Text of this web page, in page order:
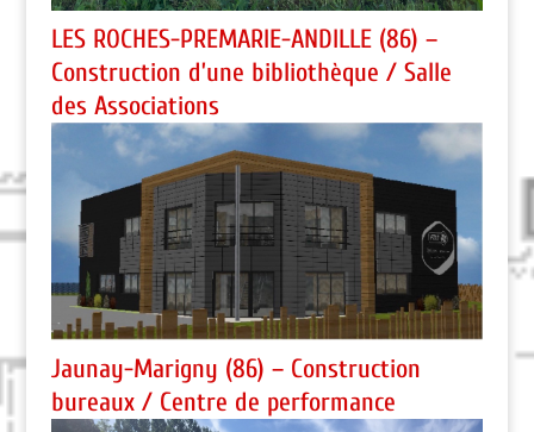
LES ROCHES-PREMARIE-ANDILLE (86) –
Construction d’une bibliothèque / Salle
des Associations
Jaunay-Marigny (86) – Construction
bureaux / Centre de performance